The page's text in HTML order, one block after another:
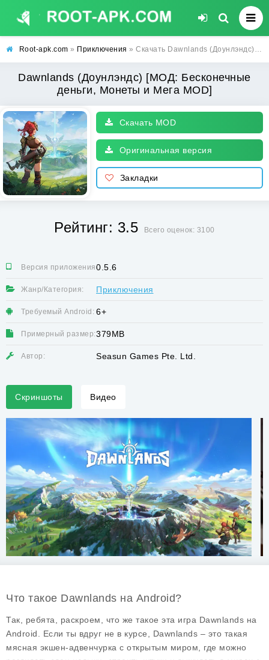
Root-apk.com » Приключения » Скачать Dawnlands (Доунлэндс) [МОД: Бесконечные деньги, Монеты и Мега MOD] | Взлом Dawnlands на Андроид
Dawnlands (Доунлэндс) [МОД: Бесконечные
деньги, Монеты и Мега MOD]
Скачать MOD
Оригинальная версия
Закладки
Рейтинг: 3.5 Всего оценок: 3100
Версия приложения:0.5.6
Жанр/Категория: Приключения
Требуемый Android: 6+
Примерный размер:379MB
Автор: Seasun Games Pte. Ltd.
Скриншоты Видео
Что такое Dawnlands на Android?
Так, ребята, раскроем, что же такое эта игра Dawnlands на
Android. Если ты вдруг не в курсе, Dawnlands – это такая
мясная экшен-адвенчурка с открытым миром, где можно